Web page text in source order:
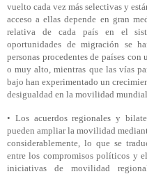
vuelto cada vez más selectivas y
acceso a ellas depende en gran
relativa de cada país en el
oportunidades de migración se
personas procedentes de países
o muy alto, mientras que las vías
bajo han experimentado un
desigualdad en la movilidad mundial.
• Los acuerdos regionales y
pueden ampliar la movilidad
considerablemente, lo que se
entre los compromisos políticos y
iniciativas de movilidad